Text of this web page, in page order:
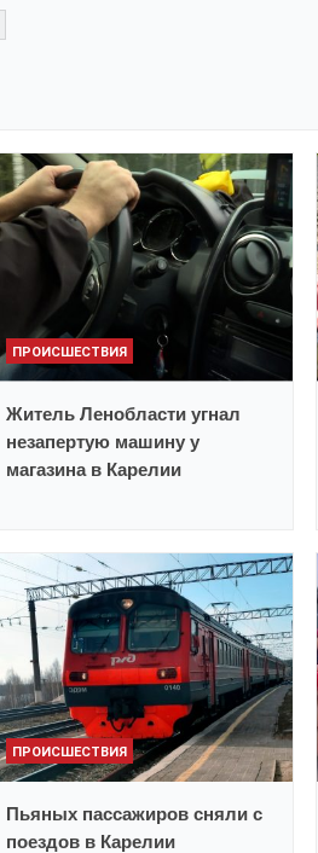
ПРОИСШЕСТВИЯ
Житель Ленобласти угнал
незапертую машину у
магазина в Карелии
ПРОИСШЕСТВИЯ
Пьяных пассажиров сняли с
поездов в Карелии